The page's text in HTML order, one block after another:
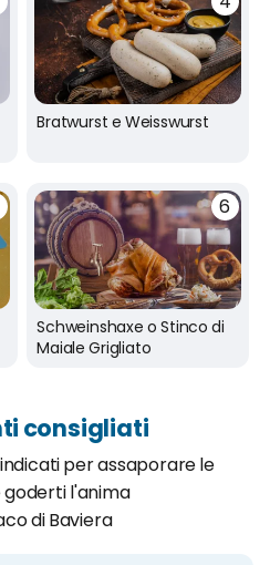
Bratwurst e Weisswurst
Schweinshaxe o Stinco di
Maiale Grigliato
consigliati
per assaporare le
l'anima
di Baviera